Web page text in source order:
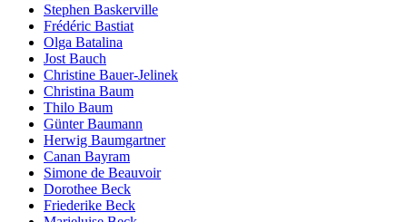
Stephen Baskerville
Frédéric Bastiat
Olga Batalina
Jost Bauch
Christine Bauer-Jelinek
Christina Baum
Thilo Baum
Günter Baumann
Herwig Baumgartner
Canan Bayram
Simone de Beauvoir
Dorothee Beck
Friederike Beck